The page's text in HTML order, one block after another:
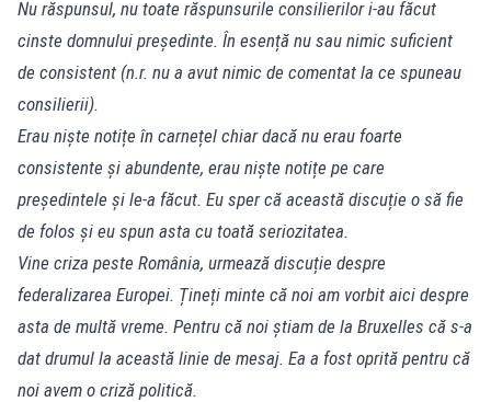
Nu răspunsul, nu toate răspunsurile consilierilor i-au făcut
cinste domnului președinte. În esență nu sau nimic suficient
de consistent (n.r. nu a avut nimic de comentat la ce spuneau
consilierii).
Erau niște notițe în carnețel chiar dacă nu erau foarte
consistente și abundente, erau niște notițe pe care
președintele și le-a făcut. Eu sper că această discuție o să fie
de folos și eu spun asta cu toată seriozitatea.
Vine criza peste România, urmează discuție despre
federalizarea Europei. Țineți minte că noi am vorbit aici despre
asta de multă vreme. Pentru că noi știam de la Bruxelles că s-a
dat drumul la această linie de mesaj. Ea a fost oprită pentru că
noi avem o criză politică.